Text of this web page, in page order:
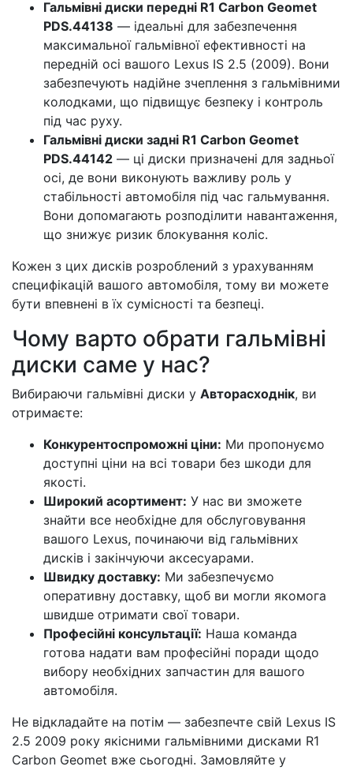
Гальмівні диски передні R1 Carbon Geomet
PDS.44138 — ідеальні для забезпечення
максимальної гальмівної ефективності на
передній осі вашого Lexus IS 2.5 (2009). Вони
забезпечують надійне зчеплення з гальмівними
колодками, що підвищує безпеку і контроль
під час руху.
Гальмівні диски задні R1 Carbon Geomet
PDS.44142 — ці диски призначені для задньої
осі, де вони виконують важливу роль у
стабільності автомобіля під час гальмування.
Вони допомагають розподілити навантаження,
що знижує ризик блокування коліс.
Кожен з цих дисків розроблений з урахуванням
специфікацій вашого автомобіля, тому ви можете
бути впевнені в їх сумісності та безпеці.
Чому варто обрати гальмівні
диски саме у нас?
Вибираючи гальмівні диски у Авторасходнік, ви
отримаєте:
Конкурентоспроможні ціни: Ми пропонуємо
доступні ціни на всі товари без шкоди для
якості.
Широкий асортимент: У нас ви зможете
знайти все необхідне для обслуговування
вашого Lexus, починаючи від гальмівних
дисків і закінчуючи аксесуарами.
Швидку доставку: Ми забезпечуємо
оперативну доставку, щоб ви могли якомога
швидше отримати свої товари.
Професійні консультації: Наша команда
готова надати вам професійні поради щодо
вибору необхідних запчастин для вашого
автомобіля.
Не відкладайте на потім — забезпечте свій Lexus IS
2.5 2009 року якісними гальмівними дисками R1
Carbon Geomet вже сьогодні. Замовляйте у